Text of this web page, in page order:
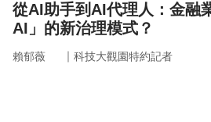
從AI助手到AI代理人：金融
AI」的新治理模式？
賴郁薇 ｜ 科技大觀園特約記者